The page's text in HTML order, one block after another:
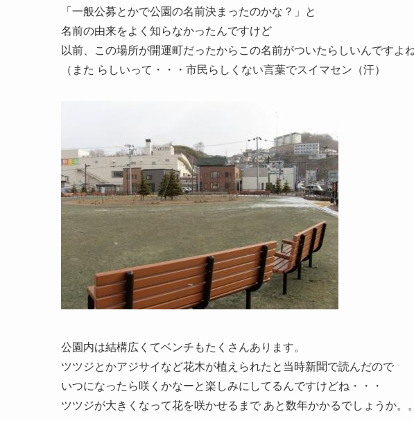
「一般公募とかで公園の名前決まったのかな？」と
名前の由来をよく知らなかったんですけど
以前、この場所が開運町だったからこの名前がついたらしいんですよね
（また らしいって・・・市民らしくない言葉でスイマセン（汗）
公園内は結構広くてベンチもたくさんあります。
ツツジとかアジサイなど花木が植えられたと当時新聞で読んだので
いつになったら咲くかなーと楽しみにしてるんですけどね・・・
ツツジが大きくなって花を咲かせるまで あと数年かかるでしょうか。。